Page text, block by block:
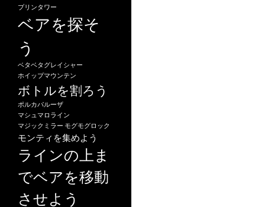
プリンタワー
ベアを探そ
う
ベタベタグレイシャー
ホイップマウンテン
ボトルを割ろう
ポルカパルーザ
マシュマロライン
マジックミラー モグモグロック
モンティを集めよう
ラインの上ま
でベアを移動
させよう